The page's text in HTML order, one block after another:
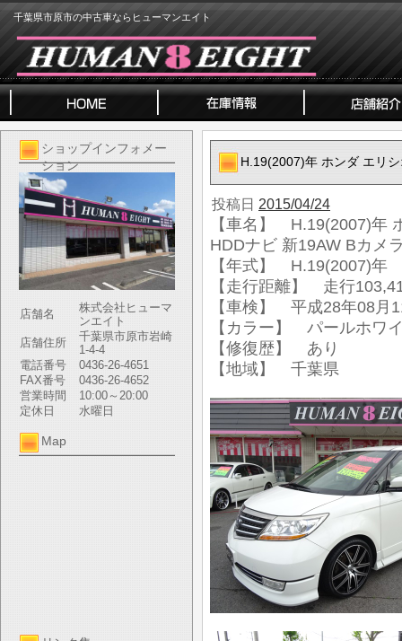
千葉県市原市の中古車ならヒューマンエイト
ショップインフォメー
ション
店舗名
株式会社ヒューマ
ンエイト
店舗住所
千葉県市原市岩崎
1-4-4
電話番号
0436-26-4651
FAX番号
0436-26-4652
営業時間
10:00～20:00
定休日
水曜日
Map
H.19(2007)年 ホンダ エリ
投稿日 2015/04/24
【車名】 H.19(2007)年
HDDナビ 新19AW Bカメ
【年式】 H.19(2007)年
【走行距離】 走行
【車検】 平成28年08月
【カラー】 パールホワ
【修復歴】 あり
【地域】 千葉県